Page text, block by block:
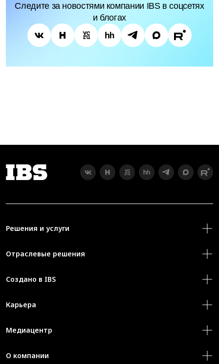
Следите за новостями компании IBS в соцсетях
и блогах
Решения и услуги
Отраслевые решения
Создано в IBS
Карьера
Медиацентр
О компании